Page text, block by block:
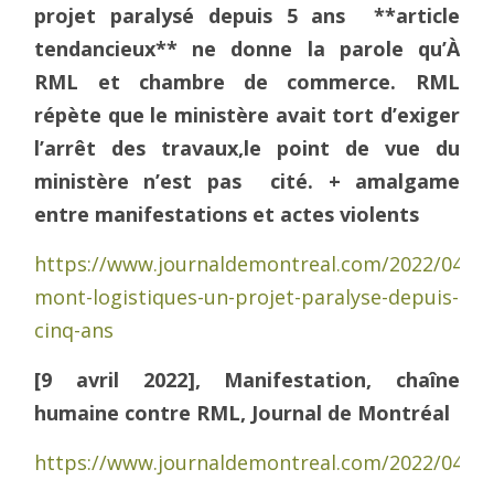
projet paralysé depuis 5 ans **article
tendancieux** ne donne la parole qu’À
RML et chambre de commerce. RML
répète que le ministère avait tort d’exiger
l’arrêt des travaux,le point de vue du
ministère n’est pas cité. + amalgame
entre manifestations et actes violents
https://www.journaldemontreal.com/2022/04/
mont-logistiques-un-projet-paralyse-depuis-
cinq-ans
[9 avril 2022], Manifestation, chaîne
humaine contre RML, Journal de Montréal
https://www.journaldemontreal.com/2022/04/